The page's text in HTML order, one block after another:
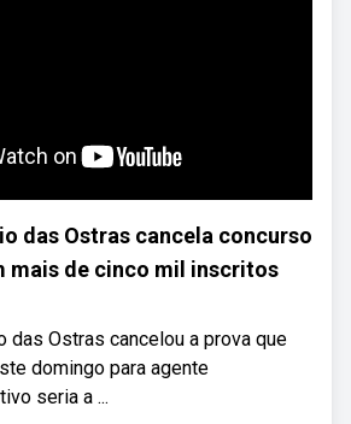
das Ostras cancela concurso
mais de cinco mil inscritos
das Ostras cancelou a prova que
domingo para agente
seria a ...